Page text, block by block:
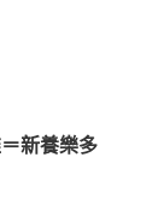
新養樂多